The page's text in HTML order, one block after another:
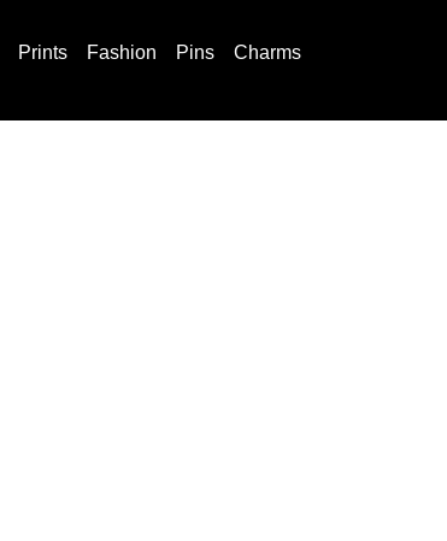
Prints Fashion Pins Charms